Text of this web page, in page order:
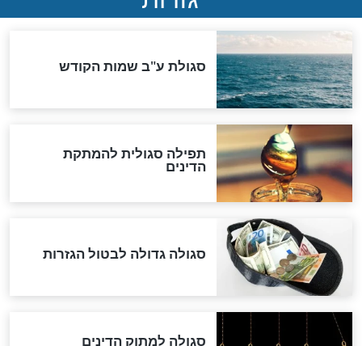
"מודה לקב"ה על כל השנים"
לכל המאמרים
אחרית הימים
האם אפשר לחשב את הקץ?